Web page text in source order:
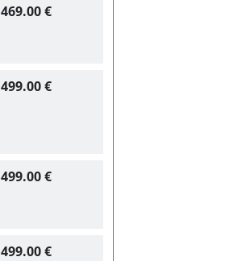
469.00 €
499.00 €
499.00 €
499.00 €